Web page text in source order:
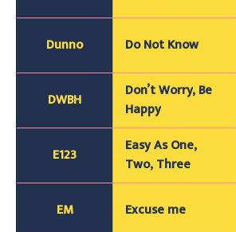
Dunno Do Not Know
DWBH
Don’t Worry, Be
Happy
E123
Easy As One,
Two, Three
EM Excuse me